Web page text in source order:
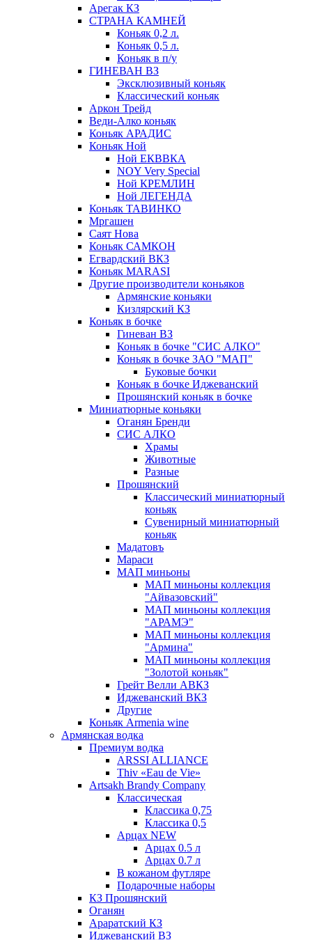
Арегак КЗ
СТРАНА КАМНЕЙ
Коньяк 0,2 л.
Коньяк 0,5 л.
Коньяк в п/у
ГИНЕВАН ВЗ
Эксклюзивный коньяк
Классический коньяк
Аркон Трейд
Веди-Алко коньяк
Коньяк АРАДИС
Коньяк Ной
Ной ЕКВВКА
NOY Very Special
Ной КРЕМЛИН
Ной ЛЕГЕНДА
Коньяк ТАВИНКО
Мргашен
Саят Нова
Коньяк САМКОН
Егвардский ВКЗ
Коньяк MARASI
Другие производители коньяков
Армянские коньяки
Кизлярский КЗ
Коньяк в бочке
Гиневан ВЗ
Коньяк в бочке "СИС АЛКО"
Коньяк в бочке ЗАО "МАП"
Буковые бочки
Коньяк в бочке Иджеванский
Прошянский коньяк в бочке
Миниатюрные коньяки
Оганян Бренди
СИС АЛКО
Храмы
Животные
Разные
Прошянский
Классический миниатюрный
коньяк
Сувенирный миниатюрный
коньяк
Мадатовъ
Мараси
МАП миньоны
МАП миньоны коллекция
"Айвазовский"
МАП миньоны коллекция
"АРАМЭ"
МАП миньоны коллекция
"Армина"
МАП миньоны коллекция
"Золотой коньяк"
Грейт Велли АВКЗ
Иджеванский ВКЗ
Другие
Коньяк Armenia wine
Армянская водка
Премиум водка
ARSSI ALLIANCE
Thiv «Eau de Vie»
Artsakh Brandy Company
Классическая
Классика 0,75
Классика 0,5
Арцах NEW
Арцах 0.5 л
Арцах 0.7 л
В кожаном футляре
Подарочные наборы
КЗ Прошянский
Оганян
Араратский КЗ
Иджеванский ВЗ